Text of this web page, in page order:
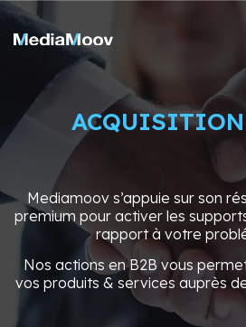
ACQUISITION
Mediamoov s’appuie sur son
premium pour activer les
rapport à votre
Nos actions en B2B vous
vos produits & services auprès